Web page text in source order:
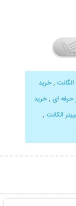
,خرید
حرفه ای ,خرید
الکانت ,